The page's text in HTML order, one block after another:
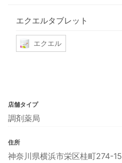
エクエルタブレット
エクエル
店舗タイプ
調剤薬局
住所
神奈川県横浜市栄区桂町274-15